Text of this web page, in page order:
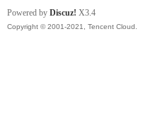
Powered by Discuz! X3.4
Copyright © 2001-2021, Tencent Cloud.